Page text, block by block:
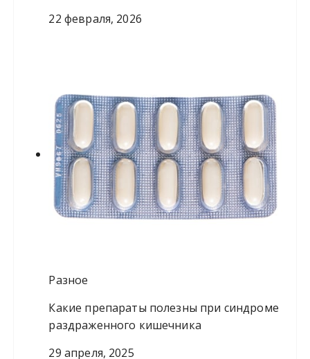
22 февраля, 2026
Разное
Какие препараты полезны при синдроме
раздраженного кишечника
29 апреля, 2025